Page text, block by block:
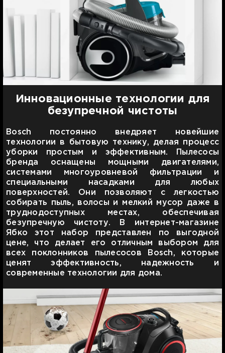
Инновационные технологии для
безупречной чистоты
Bosch постоянно внедряет новейшие
технологии в бытовую технику, делая процесс
уборки простым и эффективным. Пылесосы
бренда оснащены мощными двигателями,
системами многоуровневой фильтрации и
специальными насадками для любых
поверхностей. Они позволяют с легкостью
собирать пыль, волосы и мелкий мусор даже в
труднодоступных местах, обеспечивая
безупречную чистоту. В интернет-магазине
Ябко этот набор представлен по выгодной
цене, что делает его отличным выбором для
всех поклонников пылесосов Bosch, которые
ценят эффективность, надежность и
современные технологии для дома.